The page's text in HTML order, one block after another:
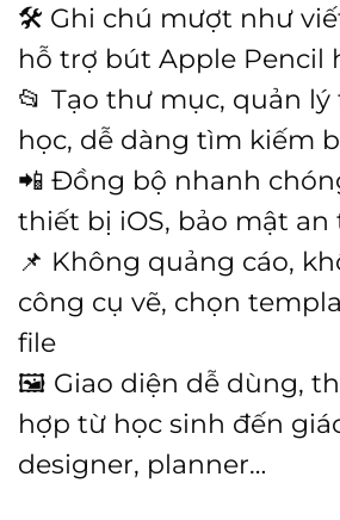
🛠️ Ghi chú mượt như
hỗ trợ bút Apple Pencil
📂 Tạo thư mục, quản
học, dễ dàng tìm kiếm
📲 Đồng bộ nhanh
thiết bị iOS, bảo mật an
📌 Không quảng cáo,
công cụ vẽ, chọn
file
🖼️ Giao diện dễ dùng,
hợp từ học sinh đến
designer, planner…